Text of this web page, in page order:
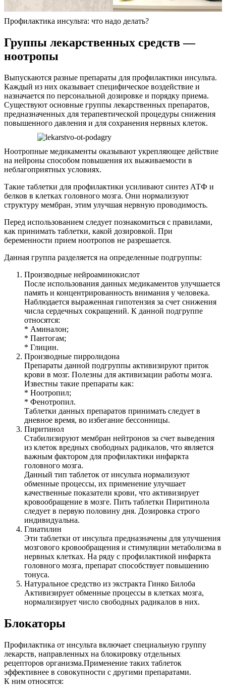
Профилактика инсульта: что надо делать?
Группы лекарственных средств —
ноотропы
Выпускаются разные препараты для профилактики инсульта.
Каждый из них оказывает специфическое воздействие и
назначается по персональной дозировке и порядку приема.
Существуют основные группы лекарственных препаратов,
предназначенных для терапевтической процедуры снижения
повышенного давления и для сохранения нервных клеток.
Ноотропные медикаменты оказывают укрепляющее действие
на нейроны способом повышения их выживаемости в
неблагоприятных условиях.
Такие таблетки для профилактики усиливают синтез АТФ и
белков в клетках головного мозга. Они нормализуют
структуру мембран, этим улучшая нервную проводимость.
Перед использованием следует познакомиться с правилами,
как принимать таблетки, какой дозировкой. При
беременности прием ноотропов не разрешается.
Данная группа разделяется на определенные подгруппы:
Производные нейроаминокислот
После использования данных медикаментов улучшается
память и концентрированность внимания у человека.
Наблюдается выраженная гипотензия за счет снижения
числа сердечных сокращений. К данной подгруппе
относятся:
* Аминалон;
* Пантогам;
* Глицин.
Производные пирролидона
Препараты данной подгруппы активизируют приток
крови в мозг. Полезны для активизации работы мозга.
Известны такие препараты как:
* Ноотропил;
* Фенотропил.
Таблетки данных препаратов принимать следует в
дневное время, во избегание бессонницы.
Пиритинол
Стабилизируют мембран нейтронов за счет выведения
из клеток вредных свободных радикалов, что является
важным фактором для профилактики инфаркта
головного мозга.
Данный тип таблеток от инсульта нормализуют
обменные процессы, их применение улучшает
качественные показатели крови, что активизирует
кровообращение в мозге. Пить таблетки Пиритинола
следует в первую половину дня. Дозировка строго
индивидуальна.
Глиатилин
Эти таблетки от инсульта предназначены для улучшения
мозгового кровообращения и стимуляции метаболизма в
нервных клетках. На ряду с профилактикой инфаркта
головного мозга, препарат способствует повышению
тонуса.
Натуральное средство из экстракта Гинко Билоба
Активизирует обменные процессы в клетках мозга,
нормализирует число свободных радикалов в них.
Блокаторы
Профилактика от инсульта включает специальную группу
лекарств, направленных на блокировку отдельных
рецепторов организма.Применение таких таблеток
эффективнее в совокупности с другими препаратами.
К ним относятся: